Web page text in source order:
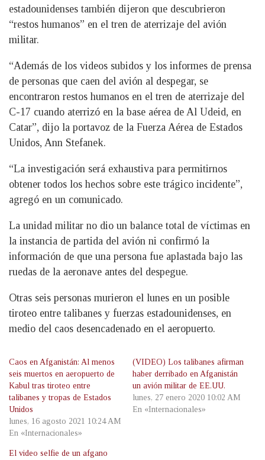
estadounidenses también dijeron que descubrieron
“restos humanos” en el tren de aterrizaje del avión
militar.
“Además de los videos subidos y los informes de prensa
de personas que caen del avión al despegar, se
encontraron restos humanos en el tren de aterrizaje del
C-17 cuando aterrizó en la base aérea de Al Udeid, en
Catar”, dijo la portavoz de la Fuerza Aérea de Estados
Unidos, Ann Stefanek.
“La investigación será exhaustiva para permitirnos
obtener todos los hechos sobre este trágico incidente”,
agregó en un comunicado.
La unidad militar no dio un balance total de víctimas en
la instancia de partida del avión ni confirmó la
información de que una persona fue aplastada bajo las
ruedas de la aeronave antes del despegue.
Otras seis personas murieron el lunes en un posible
tiroteo entre talibanes y fuerzas estadounidenses, en
medio del caos desencadenado en el aeropuerto.
Caos en Afganistán: Al menos
seis muertos en aeropuerto de
Kabul tras tiroteo entre
talibanes y tropas de Estados
Unidos
lunes, 16 agosto 2021 10:24 AM
En «Internacionales»
(VIDEO) Los talibanes afirman
haber derribado en Afganistán
un avión militar de EE.UU.
lunes, 27 enero 2020 10:02 AM
En «Internacionales»
El video selfie de un afgano